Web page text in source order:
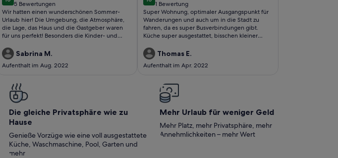
wieder!
10 von 10
5 Bewertungen
(5
bewertungen)
Wir hatten einen wunderschönen Sommer-
Urlaub hier! Die Umgebung, die Atmosphäre,
die Lage, das Haus und die Gastgeber waren
für uns perfekt! Besonders die Kinder- und
waren herausragend! Wir waren das erste Mal
dort und haben gleich für nächstes Jahr
gebucht. Wir freuen uns schon!
Sabrina M.
Aufenthalt im Aug. 2022
10 von 10
1 Bewertung
(1
bewertung)
Super Wohnung, optimaler Ausgangspunkt für
Wanderungen und auch um in die Stadt zu
fahren, da es super Busverbindungen gibt.
Küche super ausgestattet, bisschen kleiner
Ansonsten Top und nette Vermieter. Kommen
gerne wieder! Mfg Familie Eichler
Thomas E.
Aufenthalt im Apr. 2022
Die gleiche Privatsphäre wie zu
Hause
Genieße Vorzüge wie eine voll ausgestattete
Küche, Waschmaschine, Pool, Garten und
mehr
Mehr Urlaub für weniger Geld
Mehr Platz, mehr Privatsphäre, mehr
Annehmlichkeiten – mehr Wert